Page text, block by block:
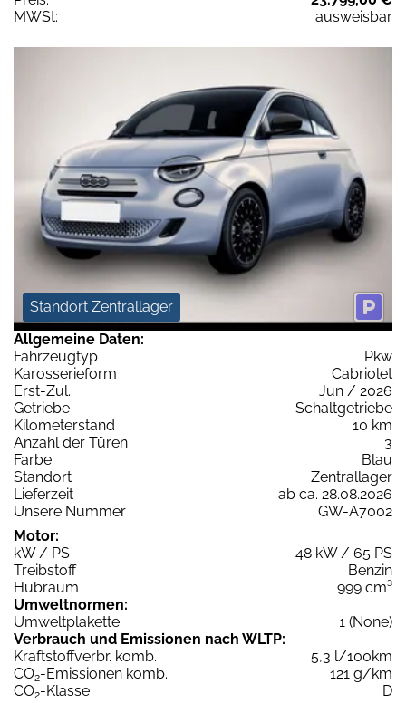
MWSt:
ausweisbar
Standort Zentrallager
Allgemeine Daten:
Fahrzeugtyp
Pkw
Karosserieform
Cabriolet
Erst-Zul.
Jun / 2026
Getriebe
Schaltgetriebe
Kilometerstand
10 km
Anzahl der Türen
3
Farbe
Blau
Standort
Zentrallager
Lieferzeit
ab ca. 28.08.2026
Unsere Nummer
GW-A7002
Motor:
kW / PS
48 kW / 65 PS
Treibstoff
Benzin
Hubraum
999 cm³
Umweltnormen:
Umweltplakette
1 (None)
Verbrauch und Emissionen nach WLTP:
Kraftstoffverbr. komb.
5,3 l/100km
CO2-Emissionen komb.
121 g/km
CO2-Klasse
D